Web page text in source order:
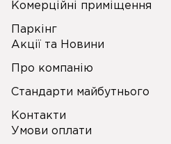
Комерційні приміщення
Паркінг
Акції та Новини
Про компанію
Стандарти майбутнього
Контакти
Умови оплати